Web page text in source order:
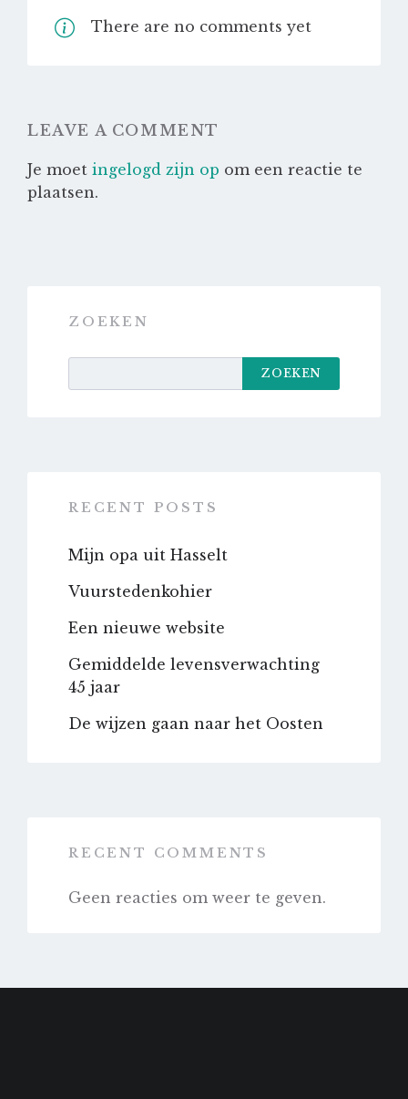
There are no comments yet
LEAVE A COMMENT
Je moet ingelogd zijn op om een reactie te
plaatsen.
ZOEKEN
ZOEKEN
RECENT POSTS
Mijn opa uit Hasselt
Vuurstedenkohier
Een nieuwe website
Gemiddelde levensverwachting
45 jaar
De wijzen gaan naar het Oosten
RECENT COMMENTS
Geen reacties om weer te geven.